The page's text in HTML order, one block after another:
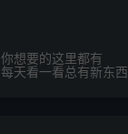
你想要的这里都有
每天看一看总有新东西